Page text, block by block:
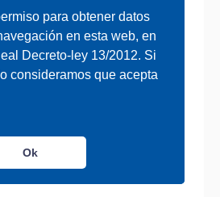
para obtener datos
en esta web, en
Decreto-ley 13/2012. Si
consideramos que acepta
Ok
para obtener datos
en esta web, en
Decreto-ley 13/2012. Si
consideramos que acepta
Ok